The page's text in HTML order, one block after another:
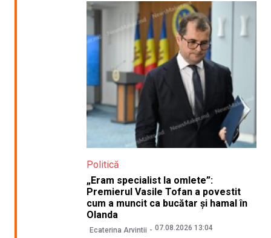
Politică
„Eram specialist la omlete”:
Premierul Vasile Tofan a povestit
cum a muncit ca bucătar și hamal în
Olanda
Ecaterina Arvintii 07.08.2026 13:04